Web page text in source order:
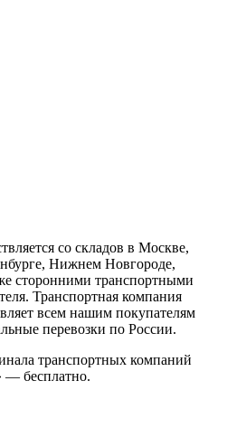
со складов в Москве,
Нижнем Новгороде,
сторонними транспортными
Транспортная компания
всем нашим покупателям
перевозки по России.
транспортных компаний
бесплатно.